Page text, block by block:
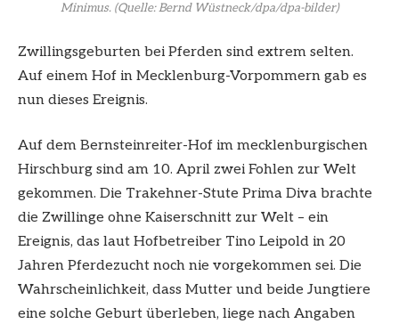
Minimus.(Quelle: Bernd Wüstneck/dpa/dpa-bilder)
Zwillingsgeburten bei Pferden sind extrem selten.
Auf einem Hof in Mecklenburg-Vorpommern gab es
nun dieses Ereignis.
Auf dem Bernsteinreiter-Hof im mecklenburgischen
Hirschburg sind am 10. April zwei Fohlen zur Welt
gekommen. Die Trakehner-Stute Prima Diva brachte
die Zwillinge ohne Kaiserschnitt zur Welt – ein
Ereignis, das laut Hofbetreiber Tino Leipold in 20
Jahren Pferdezucht noch nie vorgekommen sei. Die
Wahrscheinlichkeit, dass Mutter und beide Jungtiere
eine solche Geburt überleben, liege nach Angaben